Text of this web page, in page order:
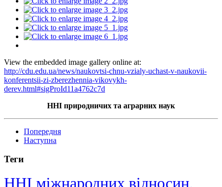
View the embedded image gallery online at:
http://cdu.edu.ua/news/naukovtsi-chnu-vzialy-uchast-v-naukovii-
konferentsii-zi-zberezhennia-vikovykh-
derev.html#sigProId11a4762c7d
ННІ природничих та аграрних наук
Попередня
Наступна
Теги
ННІ міжнародних відносин,